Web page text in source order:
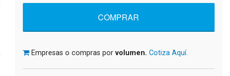
Empresas o compras por volumen. Cotiza Aquí.